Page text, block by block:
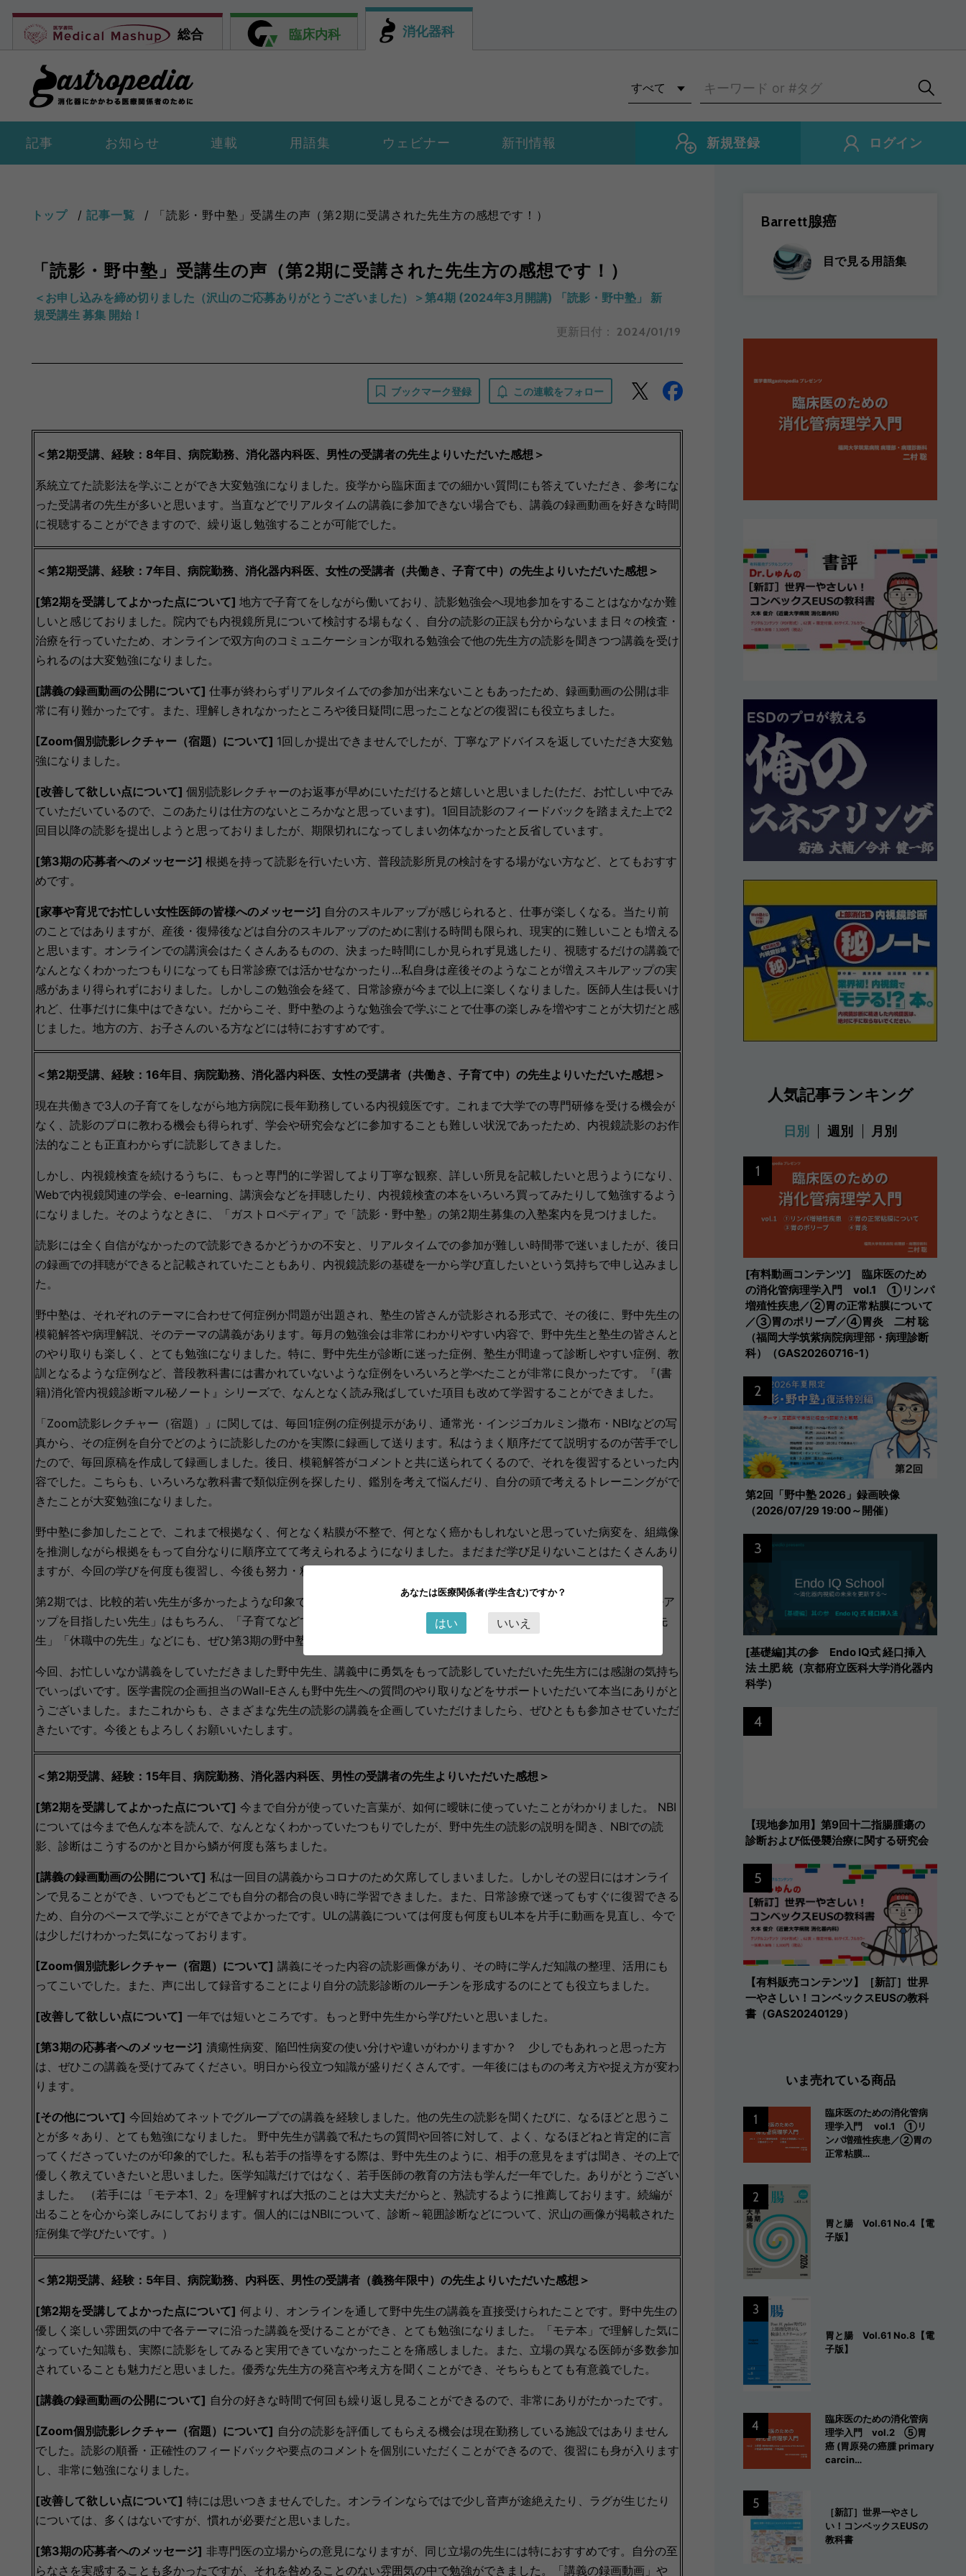
総合 臨床内科 消化器科
記事 お知らせ 連載 用語集 ウェビナー 新刊情報 新規登録 ログイン
トップ 記事一覧 「読影・野中塾」受講生の声（第2期に受講された先生方の感想です！）
「読影・野中塾」受講生の声（第2期に受講された先生方の感想です！）
＜お申し込みを締め切りました（沢山のご応募ありがとうございました）＞第4期 (2024年3月開講) 「読影・野中塾」 新
規受講生 募集 開始！
更新日付： 2024/01/19
ブックマーク登録 この連載をフォロー
＜第2期受講、経験：8年目、病院勤務、消化器内科医、男性の受講者の先生よりいただいた感想＞
系統立てた読影法を学ぶことができ大変勉強になりました。 疫学から臨床面までの細かい質問にも答えていただき、参考にな
った受講者の先生が多いと思います。当直などでリアルタイムの講義に参加できない場合でも、講義の録画動画を好きな時間
に視聴することができますので、繰り返し勉強することが可能でした。
＜第2期受講、経験：7年目、病院勤務、消化器内科医、女性の受講者（共働き、子育て中）の先生よりいただいた感想＞
[第2期を受講してよかった点について] 地方で子育てをしながら働いており、読影勉強会へ現地参加をすることはなかなか難
しいと感じておりました。院内でも内視鏡所見について検討する場もなく、自分の読影の正誤も分からないまま日々の検査・
治療を行っていたため、オンラインで双方向のコミュニケーションが取れる勉強会で他の先生方の読影を聞きつつ講義を受け
られるのは大変勉強になりました。
[講義の録画動画の公開について] 仕事が終わらずリアルタイムでの参加が出来ないこともあったため、録画動画の公開は非
常に有り難かったです。また、理解しきれなかったところや後日疑問に思ったことなどの復習にも役立ちました。
[Zoom個別読影レクチャー（宿題）について] 1回しか提出できませんでしたが、丁寧なアドバイスを返していただき大変勉
強になりました。
[改善して欲しい点について] 個別読影レクチャーのお返事が早めにいただけると嬉しいと思いました(ただ、お忙しい中でみ
ていただいているので、このあたりは仕方のないところかなと思っています)。1回目読影のフィードバックを踏まえた上で2
回目以降の読影を提出しようと思っておりましたが、期限切れになってしまい勿体なかったと反省しています。
[第3期の応募者へのメッセージ] 根拠を持って読影を行いたい方、普段読影所見の検討をする場がない方など、とてもおすす
めです。
[家事や育児でお忙しい女性医師の皆様へのメッセージ] 自分のスキルアップが感じられると、仕事が楽しくなる。当たり前
のことではありますが、産後・復帰後などは自分のスキルアップのために割ける時間も限られ、現実的に難しいことも増える
と思います。 オンラインでの講演会はたくさんあるものの、決まった時間にしか見られず見逃したり、視聴するだけの講義で
なんとなくわかったつもりになっても日常診療では活かせなかったり…私自身は産後そのようなことが増えスキルアップの実
感があまり得られずにおりました。
しかしこの勉強会を経て、日常診療が今まで以上に楽しくなりました。医師人生は長いけ
れど、仕事だけに集中はできない。だからこそ、野中塾のような勉強会で学ぶことで仕事の楽しみを増やすことが大切だと感
じました。地方の方、お子さんのいる方などには特におすすめです。
＜第2期受講、経験：16年目、 病院勤務、 消化器内科医、 女性の受講者（共働き、子育て中） の先生よりいただいた感想＞
現在共働きで3人の子育てをしながら地方病院に長年勤務している内視鏡医です。これまで大学での専門研修を受ける機会が
なく、読影のプロに教わる機会も得られず、学会や研究会などに参加することも難しい状況であったため、内視鏡読影のお作
法的なことも正直わからずに読影してきました。
しかし、内視鏡検査を続けるうちに、もっと専門的に学習してより丁寧な観察、詳しい所見を記載したいと思うようになり、
Webで内視鏡関連の学会、e-learning、講演会などを拝聴したり、内視鏡検査の本をいろいろ買ってみたりして勉強するよう
になりました。そのようなときに、「ガストロペディア」で「読影・野中塾」の第2期生募集の入塾案内を見つけました。
読影には全く自信がなかったので読影できるかどうかの不安と、リアルタイムでの参加が難しい時間帯で迷いましたが、後日
の録画での拝聴ができると記載されていたこともあり、内視鏡読影の基礎を一から学び直したいという気持ちで申し込みまし
た。
野中塾は、それぞれのテーマに合わせて何症例か問題が出題され、塾生の皆さんが読影される形式で、その後に、野中先生の
模範解答や病理解説、そのテーマの講義があります。毎月の勉強会は非常にわかりやすい内容で、野中先生と塾生の皆さんと
のやり取りも楽しく、とても勉強になりました。特に、野中先生が診断に迷った症例、塾生が間違って診断しやすい症例、教
訓となるような症例など、普段教科書には書かれていないような症例をいろいろと学べたことが非常に良かったです。『(書
籍)消化管内視鏡診断マル秘ノート』シリーズで、なんとなく読み飛ばしていた項目も改めて学習することができました。
「Zoom読影レクチャー（宿題）」に関しては、毎回1症例の症例提示があり、通常光・インジゴカルミン撒布・NBIなどの写
真から、その症例を自分でどのように読影したのかを実際に録画して送ります。私はうまく順序だてて説明するのが苦手でし
たので、毎回原稿を作成して録画しました。後日、模範解答がコメントと共に送られてくるので、それを復習するといった内
容でした。こちらも、いろいろな教科書で類似症例を探したり、鑑別を考えて悩んだり、自分の頭で考えるトレーニングがで
きたことが大変勉強になりました。
野中塾に参加したことで、これまで根拠なく、何となく粘膜が不整で、何となく癌かもしれないと思っていた病変を、組織像
を推測しながら根拠をもって自分なりに順序立てて考えられるようになりました。まだまだ学び足りないことはたくさんあり
ますが、今回の学びを何度も復習し、今後も努力・精進していきたいと思います。
第2期では、比較的若い先生が多かったような印象でしたが、「これから内視鏡の読影を勉強したい先生」「読影のレベルア
ップを目指したい先生」はもちろん、「子育てなどでなかなか勉強会に参加できなかった先生」「もう一度学び直したい先
生」「休職中の先生」などにも、ぜひ第3期の野中塾への参加をおすすめいたします。
今回、お忙しいなか講義をしていただきました野中先生、講義中に勇気をもって読影していただいた先生方には感謝の気持ち
でいっぱいです。医学書院の企画担当のWall-Eさんも野中先生への質問のやり取りなどをサポートいただいて本当にありがと
うございました。またこれからも、さまざまな先生の読影の講義を企画していただけましたら、ぜひともも参加させていただ
きたいです。今後ともよろしくお願いいたします。
＜第2期受講、経験：15年目、 病院勤務、 消化器内科医、男性の受講者の先生よりいただいた感想＞
[第2期を受講してよかった点について] 今まで自分が使っていた言葉が、如何に曖昧に使っていたことがわかりました。 NBI
については今まで色んな本を読んで、なんとなくわかっていたつもりでしたが、野中先生の読影の説明を聞き、NBIでの読
影、診断はこうするのかと目から鱗が何度も落ちました。
[講義の録画動画の公開について] 私は一回目の講義からコロナのため欠席してしまいました。しかしその翌日にはオンライ
ンで見ることができ、いつでもどこでも自分の都合の良い時に学習できました。また、日常診療で迷ってもすぐに復習できる
ため、自分のペースで学ぶことができでよかったです。ULの講義については何度も何度もUL本を片手に動画を見直し、今で
は少しだけわかった気になっております。
[Zoom個別読影レクチャー（宿題）について] 講義にそった内容の読影画像があり、その時に学んだ知識の整理、活用にも
ってこいでした。また、声に出して録音することにより自分の読影診断のルーチンを形成するのにとても役立ちました。
[改善して欲しい点について] 一年では短いところです。もっと野中先生から学びたいと思いました。
[第3期の応募者へのメッセージ] 潰瘍性病変、陥凹性病変の使い分けや違いがわかりますか？ 少しでもあれっと思った方
は、ぜひこの講義を受けてみてください。明日から役立つ知識が盛りだくさんです。一年後にはものの考え方や捉え方が変わ
ります。
[その他について] 今回始めてネットでグループでの講義を経験しました。他の先生の読影を聞くたびに、なるほどと思うこ
とが多々あり、とても勉強になりました。 野中先生が講義で私たちの質問や回答に対して、よく、なるほどねと肯定的に言
ってくださっていたのが印象的でした。私も若手の指導をする際は、野中先生のように、相手の意見をまずは聞き、その上で
優しく教えていきたいと思いました。医学知識だけではなく、若手医師の教育の方法も学んだ一年でした。ありがとうござい
ました。 （若手には「モテ本1、2」を理解すれば大抵のことは大丈夫だからと、熟読するように推薦しております。続編が
出ることを心から楽しみにしております。個人的にはNBIについて、診断～範囲診断などについて、沢山の画像が掲載された
症例集で学びたいです。）
＜第2期受講、経験：5年目、病院勤務、内科医、男性の受講者（義務年限中）の先生よりいただいた感想＞
[第2期を受講してよかった点について] 何より、オンラインを通して野中先生の講義を直接受けられたことです。野中先生の
優しく楽しい雰囲気の中で各テーマに沿った講義を受けることができ、とても勉強になりました。「モテ本」で理解した気に
なっていた知識も、実際に読影をしてみると実用できていなかったことを痛感しました。また、立場の異なる医師が多数参加
されていることも魅力だと思いました。優秀な先生方の発言や考え方を聞くことができ、そちらもとても有意義でした。
[講義の録画動画の公開について] 自分の好きな時間で何回も繰り返し見ることができるので、非常にありがたかったです。
[Zoom個別読影レクチャー（宿題）について] 自分の読影を評価してもらえる機会は現在勤務している施設ではありません
でした。読影の順番・正確性のフィードバックや要点のコメントを個別にいただくことができるので、復習にも身が入ります
し、非常に勉強になりました。
[改善して欲しい点について] 特には思いつきませんでした。オンラインならではで少し音声が途絶えたり、ラグが生じたり
については、多くはないですが、慣れが必要だと思いました。
[第3期の応募者へのメッセージ] 非専門医の立場からの意見になりますが、同じ立場の先生には特におすすめです。自分の至
らなさを実感することも多かったですが、それを咎めることのない雰囲気の中で勉強ができました。「講義の録画動画」や
Barrett腺癌
目で見る用語集
人気記事ランキング
日別 週別 月別
[有料動画コンテンツ] 臨床医のため
の消化管病理学入門 vol.1 ①リンパ
増殖性疾患／②胃の正常粘膜について
／③胃のポリープ／④胃炎 二村 聡
（福岡大学筑紫病院病理部・病理診断
科）（GAS20260716-1）
1
第2回「野中塾 2026」録画映像
（2026/07/29 19:00～開催）
2
[基礎編]其の参 Endo IQ式 経口挿入
法 土肥 統（京都府立医科大学消化器内
科学）
3
【現地参加用】第9回十二指腸腫瘍の
診断および低侵襲治療に関する研究会
4
【有料販売コンテンツ】［新訂］世界
一やさしい！コンベックスEUSの教科
書（GAS20240129）
5
いま売れている商品
臨床医のための消化管病
理学入門 vol.1 ①リ
ンパ増殖性疾患／②胃の
正常粘膜…
1
胃と腸 Vol.61 No.4【電
子版】
2
胃と腸 Vol.61 No.8【電
子版】
3
臨床医のための消化管病
理学入門 vol.2 ⑤胃
癌 (胃原発の癌腫 primary
carcin…
4
［新訂］世界一やさし
い！コンベックスEUSの
教科書
5
あなたは医療関係者(学生含む)ですか？
はい いいえ